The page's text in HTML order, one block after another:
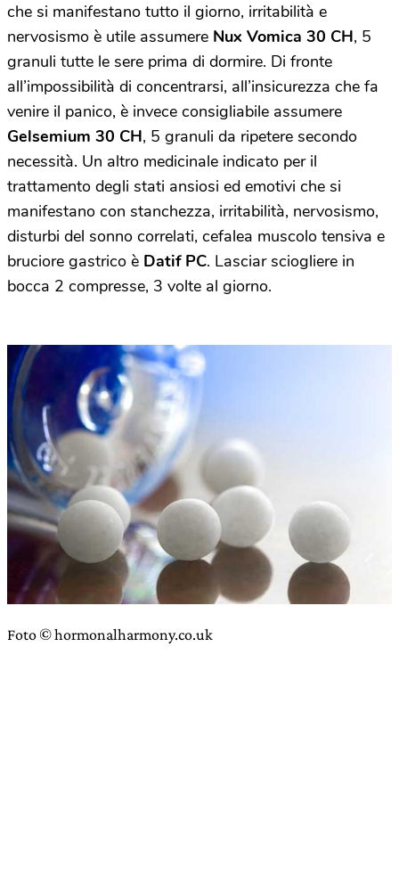
che si manifestano tutto il giorno, irritabilità e
nervosismo è utile assumere Nux Vomica 30 CH, 5
granuli tutte le sere prima di dormire. Di fronte
all’impossibilità di concentrarsi, all’insicurezza che fa
venire il panico, è invece consigliabile assumere
Gelsemium 30 CH, 5 granuli da ripetere secondo
necessità. Un altro medicinale indicato per il
trattamento degli stati ansiosi ed emotivi che si
manifestano con stanchezza, irritabilità, nervosismo,
disturbi del sonno correlati, cefalea muscolo tensiva e
bruciore gastrico è Datif PC. Lasciar sciogliere in
bocca 2 compresse, 3 volte al giorno.
Foto © hormonalharmony.co.uk